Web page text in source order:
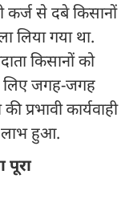
कर्ज से दबे किसानों
लिया गया था.
किसानों को
लिए जगह-जगह
प्रभावी कार्यवाही
लाभ हुआ.
पूरा